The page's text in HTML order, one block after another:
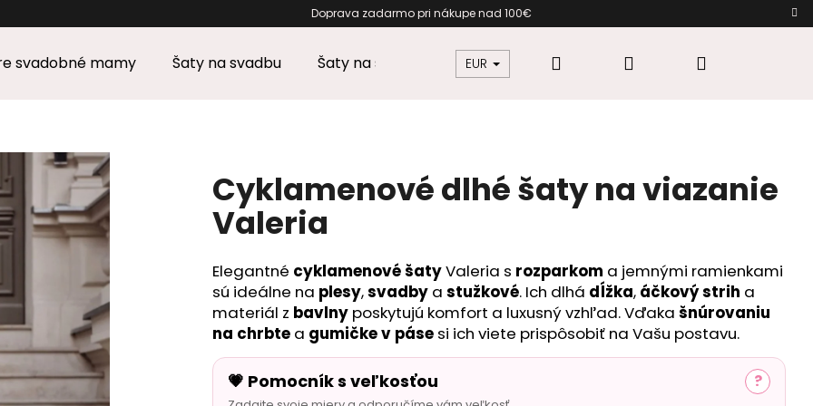
Doprava zadarmo pri nákupe nad 100€
svadobné mamy Šaty na svadbu Šaty na stužkovú Šaty pre moletky Dámska móda
EUR Hľadať Prihlásenie
Cyklamenové dlhé šaty na viazanie
Valeria
Elegantné cyklamenové šatyValeria s rozparkom a jemnými ramienkami
sú ideálne na plesy,svadby a stužkové. Ich dlhá dĺžka, áčkový strih a
materiál z bavlny poskytujú komfort a luxusný vzhľad. Vďaka šnúrovaniu
na chrbte a gumičke v páse si ich viete prispôsobiť na Vašu postavu.
💗 Pomocník s veľkosťou ?
Odporúčame